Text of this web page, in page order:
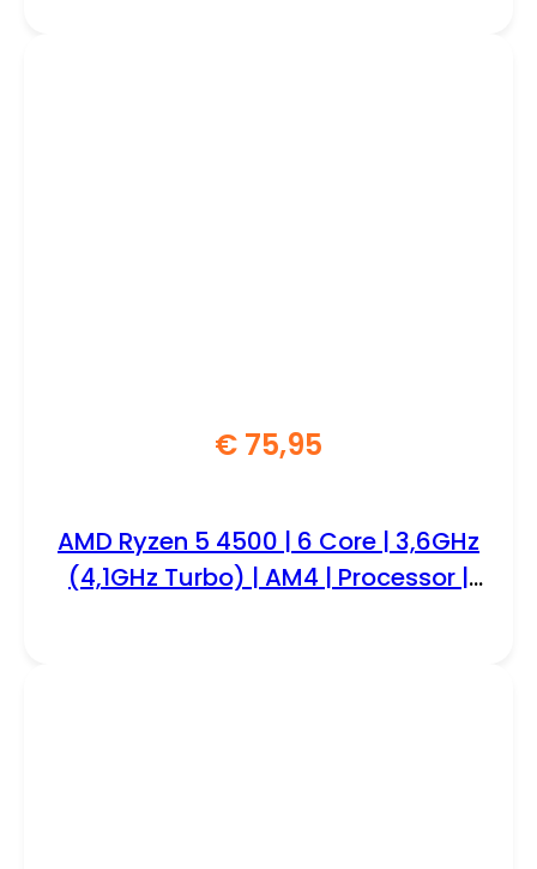
€ 75,95
AMD Ryzen 5 4500 | 6 Core | 3,6GHz
(4,1GHz Turbo) | AM4 | Processor |